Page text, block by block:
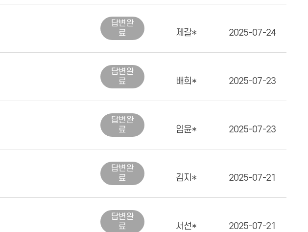
답변완
료
제갈* 2025-07-24
답변완
료
배희* 2025-07-23
답변완
료
임윤* 2025-07-23
답변완
료
김지* 2025-07-21
답변완
료
서선* 2025-07-21